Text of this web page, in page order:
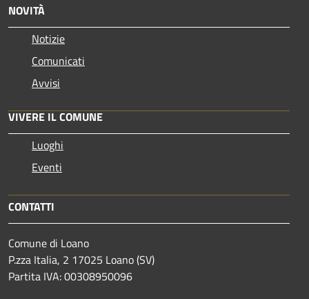
NOVITÀ
Notizie
Comunicati
Avvisi
VIVERE IL COMUNE
Luoghi
Eventi
CONTATTI
Comune di Loano
P.zza Italia, 2 17025 Loano (SV)
Partita IVA: 00308950096